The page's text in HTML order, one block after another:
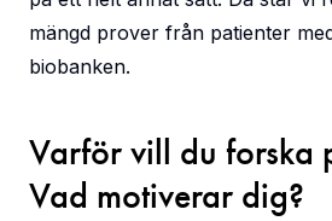
mängd prover från patienter
biobanken.
Varför vill du forska
Vad motiverar dig?